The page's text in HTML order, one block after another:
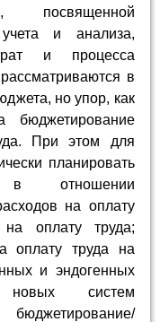
посвященной
и анализа,
и процесса
в
но упор, как
бюджетирование
При этом для
планировать
в отношении
на оплату
оплату труда;
оплату труда на
и эндогенных
новых систем